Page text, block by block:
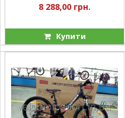
8 288,00 грн.
Купити